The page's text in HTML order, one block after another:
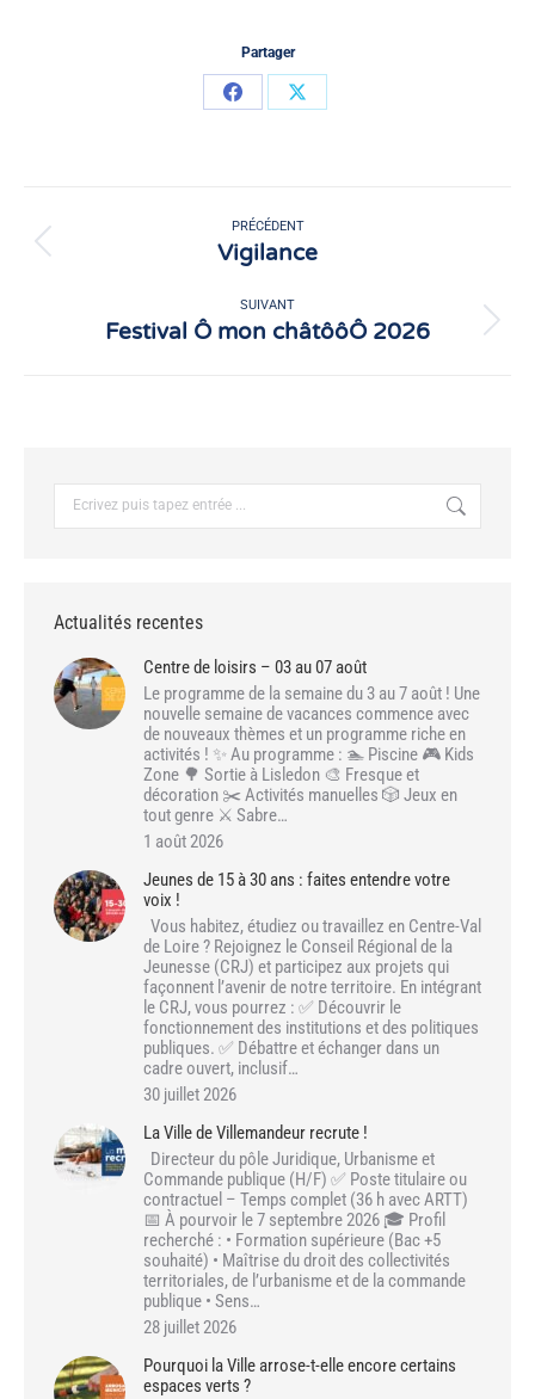
Partager
PartagerPartager
article
PRÉCÉDENT
Article
Vigilance
SUIVANT
Article
Festival Ô mon châtôôÔ 2026
Actualités recentes
Centre de loisirs – 03 au 07 août
Le programme de la semaine du 3 au 7 août ! Une
nouvelle semaine de vacances commence avec
de nouveaux thèmes et un programme riche en
activités ! ✨ Au programme : 🏊 Piscine 🎮 Kids
Zone 🌳 Sortie à Lisledon 🎨 Fresque et
décoration ✂️ Activités manuelles 🎲 Jeux en
tout genre ⚔️ Sabre…
1 août 2026
Jeunes de 15 à 30 ans : faites entendre votre
voix !
Vous habitez, étudiez ou travaillez en Centre-Val
de Loire ? Rejoignez le Conseil Régional de la
Jeunesse (CRJ) et participez aux projets qui
façonnent l’avenir de notre territoire. En intégrant
le CRJ, vous pourrez : ✅ Découvrir le
fonctionnement des institutions et des politiques
publiques. ✅ Débattre et échanger dans un
cadre ouvert, inclusif…
30 juillet 2026
La Ville de Villemandeur recrute !
Directeur du pôle Juridique, Urbanisme et
Commande publique (H/F) ✅ Poste titulaire ou
contractuel – Temps complet (36 h avec ARTT)
📅 À pourvoir le 7 septembre 2026 🎓 Profil
recherché : • Formation supérieure (Bac +5
souhaité) • Maîtrise du droit des collectivités
territoriales, de l’urbanisme et de la commande
publique • Sens…
28 juillet 2026
Pourquoi la Ville arrose-t-elle encore certains
espaces verts ?